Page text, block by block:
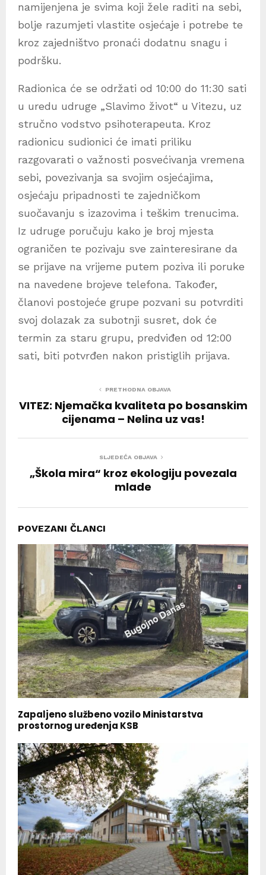
namijenjena je svima koji žele raditi na sebi,
bolje razumjeti vlastite osjećaje i potrebe te
kroz zajedništvo pronaći dodatnu snagu i
podršku.
Radionica će se održati od 10:00 do 11:30 sati
u uredu udruge „Slavimo život“ u Vitezu, uz
stručno vodstvo psihoterapeuta. Kroz
radionicu sudionici će imati priliku
razgovarati o važnosti posvećivanja vremena
sebi, povezivanja sa svojim osjećajima,
osjećaju pripadnosti te zajedničkom
suočavanju s izazovima i teškim trenucima.
Iz udruge poručuju kako je broj mjesta
ograničen te pozivaju sve zainteresirane da
se prijave na vrijeme putem poziva ili poruke
na navedene brojeve telefona. Također,
članovi postojeće grupe pozvani su potvrditi
svoj dolazak za subotnji susret, dok će
termin za staru grupu, predviđen od 12:00
sati, biti potvrđen nakon pristiglih prijava.
PRETHODNA OBJAVA
VITEZ: Njemačka kvaliteta po bosanskim
cijenama – Nelina uz vas!
SLJEDEĆA OBJAVA
„Škola mira“ kroz ekologiju povezala
mlade
POVEZANI ČLANCI
Zapaljeno službeno vozilo Ministarstva
prostornog uređenja KSB